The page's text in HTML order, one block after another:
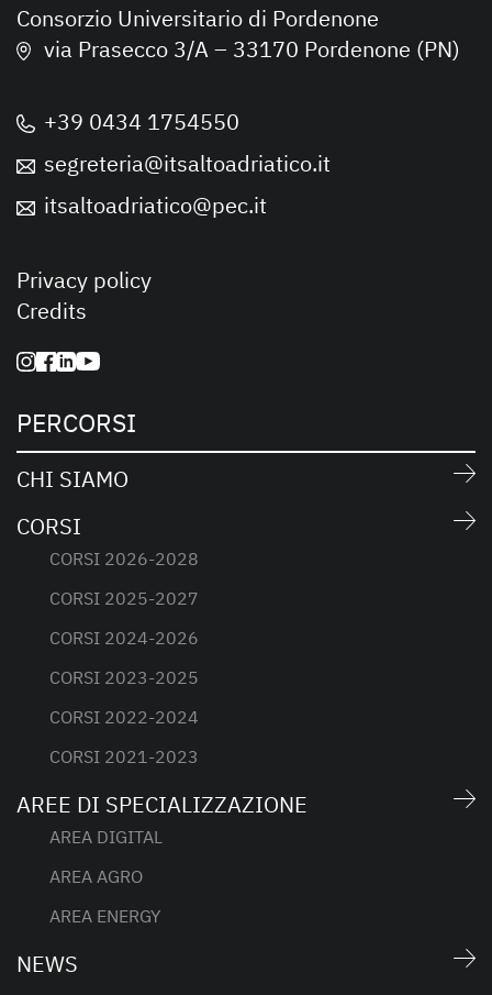
Consorzio Universitario di Pordenone
via Prasecco 3/A – 33170 Pordenone (PN)
+39 0434 1754550
segreteria@itsaltoadriatico.it
itsaltoadriatico@pec.it
Privacy policy
Credits
PERCORSI
CHI SIAMO
CORSI
CORSI 2026-2028
CORSI 2025-2027
CORSI 2024-2026
CORSI 2023-2025
CORSI 2022-2024
CORSI 2021-2023
AREE DI SPECIALIZZAZIONE
AREA DIGITAL
AREA AGRO
AREA ENERGY
NEWS